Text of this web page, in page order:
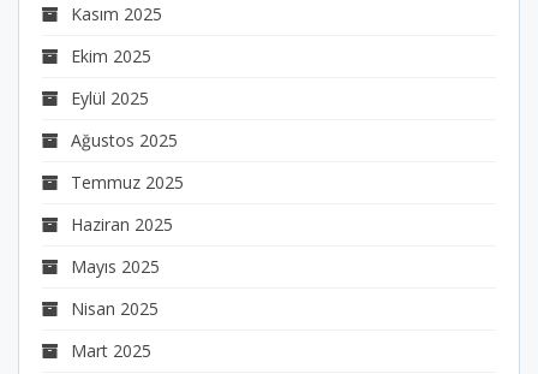
Kasım 2025
Ekim 2025
Eylül 2025
Ağustos 2025
Temmuz 2025
Haziran 2025
Mayıs 2025
Nisan 2025
Mart 2025